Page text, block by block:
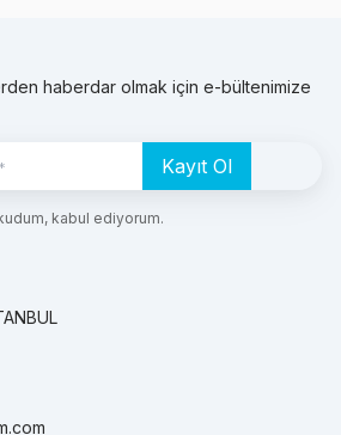
haberdar olmak için e-bültenimize
Kayıt Ol
kabul ediyorum.